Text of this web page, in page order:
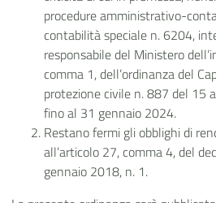
procedure amministrativo-
contabilità speciale n. 6204,
responsabile del Ministero
comma 1, dell’ordinanza del
protezione civile n. 887 del 15
fino al 31 gennaio 2024.
Restano fermi gli obblighi di
all’articolo 27, comma 4, del
gennaio 2018, n. 1.